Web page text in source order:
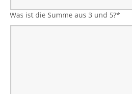
Was ist die Summe aus 3 und 5?*